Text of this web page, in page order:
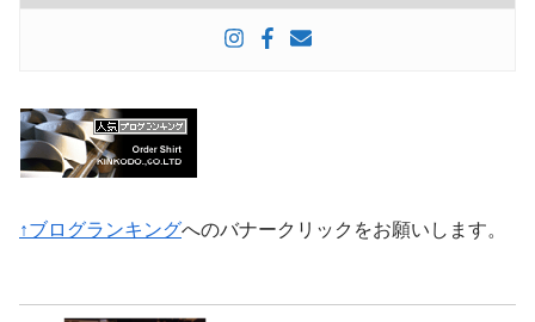
↑ブログランキングへのバナークリックをお願いします。